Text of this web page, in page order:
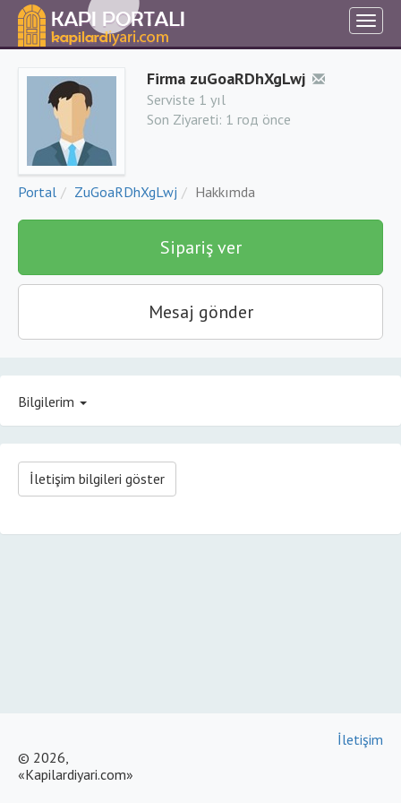
Firma zuGoaRDhXgLwj
Serviste 1 yıl
Son Ziyareti: 1 год önce
Portal ZuGoaRDhXgLwj Hakkımda
Sipariş ver
Mesaj gönder
Bilgilerim
İletişim bilgileri göster
© 2026,
«Kapilardiyari.com»
İletişim